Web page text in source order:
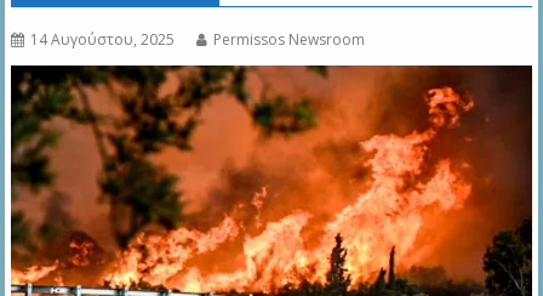
14 Αυγούστου, 2025 Permissos Newsroom